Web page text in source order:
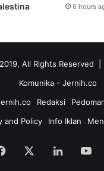
6 hours
All Rights Reserved |
Komunika - Jernih.co
Redaksi
and Policy
Info Iklan
Facebook LinkedIn